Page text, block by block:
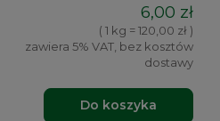
6,00 zł
( 1 kg = 120,00 zł )
zawiera 5% VAT, bez kosztów
dostawy
Do koszyka